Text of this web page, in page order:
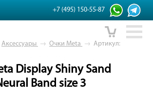
+7 (495) 150-55-87
Аксессуары → Очки Meta → Артикул:
Display Shiny Sand
Band size 3